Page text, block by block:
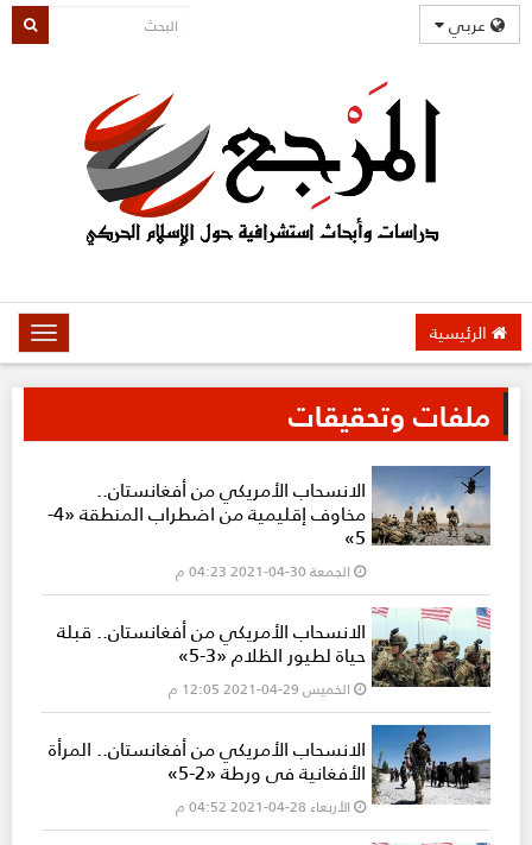
عربي
الرئيسية
ملفات وتحقيقات
الانسحاب الأمريكي من أفغانستان..
مخاوف إقليمية من اضطراب المنطقة «4-
5»
الجمعة 30-04-2021 04:23 م
الانسحاب الأمريكي من أفغانستان.. قبلة
حياة لطيور الظلام «3-5»
الخميس 29-04-2021 12:05 م
الانسحاب الأمريكي من أفغانستان.. المرأة
الأفغانية في ورطة «2-5»
الأربعاء 28-04-2021 04:52 م